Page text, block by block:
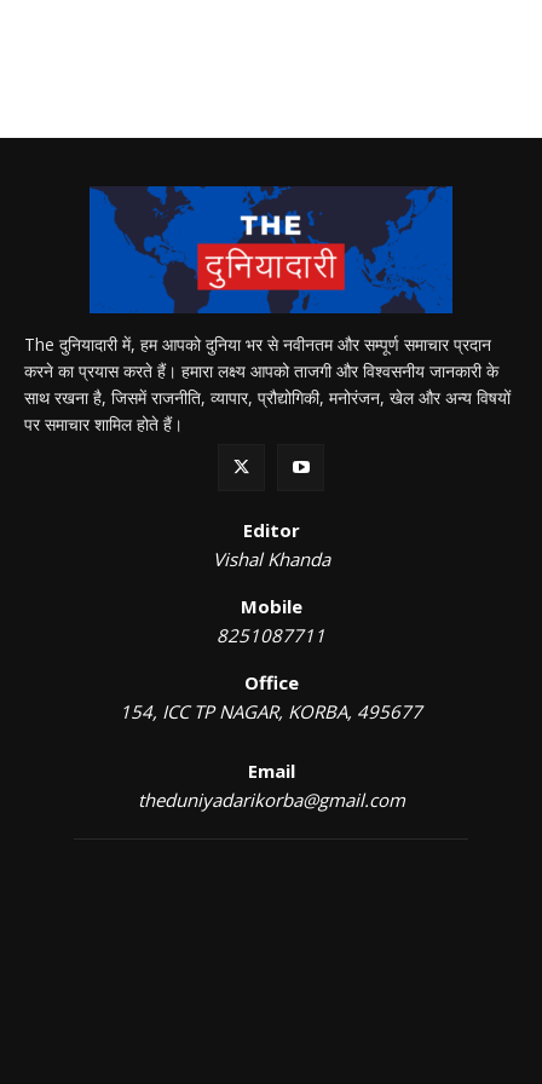
The दुनियादारी में, हम आपको दुनिया भर से नवीनतम और सम्पूर्ण समाचार प्रदान
करने का प्रयास करते हैं। हमारा लक्ष्य आपको ताजगी और विश्वसनीय जानकारी के
साथ रखना है, जिसमें राजनीति, व्यापार, प्रौद्योगिकी, मनोरंजन, खेल और अन्य विषयों
पर समाचार शामिल होते हैं।
Editor
Vishal Khanda
Mobile
8251087711
Office
154, ICC TP NAGAR, KORBA, 495677
Email
theduniyadarikorba@gmail.com